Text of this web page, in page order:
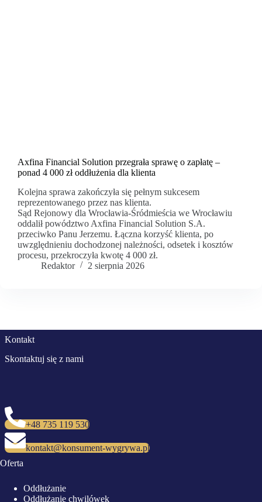
Axfina Financial Solution przegrała sprawę o zapłatę –
ponad 4 000 zł oddłużenia dla klienta
Kolejna sprawa zakończyła się pełnym sukcesem
reprezentowanego przez nas klienta.
Sąd Rejonowy dla Wrocławia-Śródmieścia we Wrocławiu
oddalił powództwo Axfina Financial Solution S.A.
przeciwko Panu Jerzemu. Łączna korzyść klienta, po
uwzględnieniu dochodzonej należności, odsetek i kosztów
procesu, przekroczyła kwotę 4 000 zł.
Redaktor
2 sierpnia 2026
Kontakt
Skontaktuj się z nami
+48 735 119 530
kontakt@konsument-wygrywa.pl
Oferta
Oddłużanie
Oddłużanie chwilówek